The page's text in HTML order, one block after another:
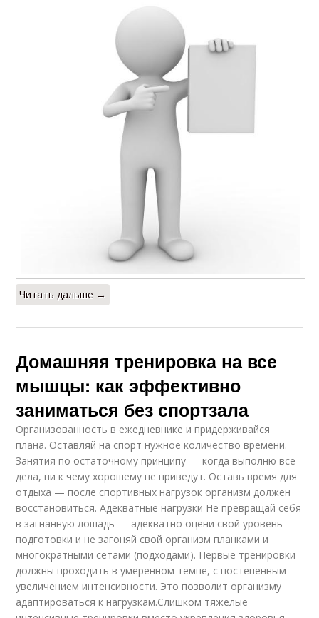
Читать дальше →
Домашняя тренировка на все
мышцы: как эффективно
заниматься без спортзала
Организованность в ежедневнике и придерживайся
плана. Оставляй на спорт нужное количество времени.
Занятия по остаточному принципу — когда выполню все
дела, ни к чему хорошему не приведут. Оставь время для
отдыха — после спортивных нагрузок организм должен
восстановиться. Адекватные нагрузки Не превращай себя
в загнанную лошадь — адекватно оцени свой уровень
подготовки и не загоняй свой организм планками и
многократными сетами (подходами). Первые тренировки
должны проходить в умеренном темпе, с постепенным
увеличением интенсивности. Это позволит организму
адаптироваться к нагрузкам.Слишком тяжелые